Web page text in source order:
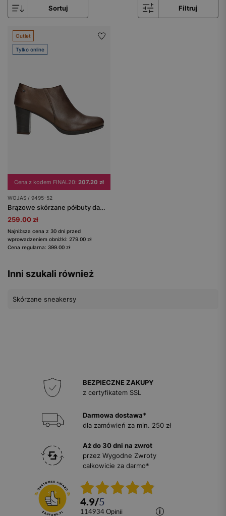
Sortuj Filtruj
Outlet
Tylko online
Cena z kodem FINAL20: 207.20 zł
WOJAS / 9495-52
Brązowe skórzane półbuty damskie na obcasie
259.00 zł
Najniższa cena z 30 dni przed
wprowadzeniem obniżki: 279.00 zł
Cena regularna: 399.00 zł
Inni szukali również
Skórzane sneakersy
BEZPIECZNE ZAKUPY
z certyfikatem SSL
Darmowa dostawa*
dla zamówień za min. 250 zł
Aż do 30 dni na zwrot
przez Wygodne Zwroty
całkowicie za darmo*
4.9/5
114934 opinii